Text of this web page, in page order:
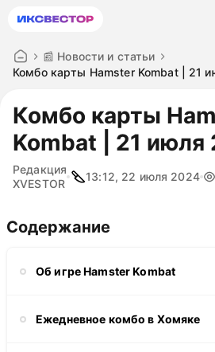
Акция: бесплатный пробный
📰 Новости и статьи
Комбо карты Hamster Kombat | 21
Комбо карты
Kombat | 21 июля
Редакция
XVESTOR
13:12, 22 июля 2024
Содержание
Об игре Hamster Kombat
Ежедневное комбо в Хомяке